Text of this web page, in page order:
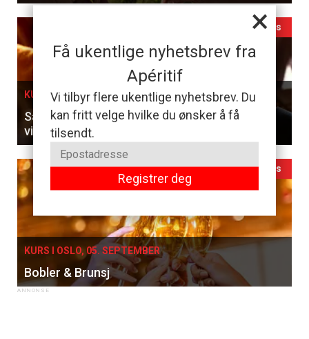
×
Få ukentlige nyhetsbrev fra
Apéritif
Vi tilbyr flere ukentlige nyhetsbrev. Du
kan fritt velge hvilke du ønsker å få
tilsendt.
Registrer deg
Ledig plass
KURS I OSLO, 27. AUGUST
Sammenlign franske klassikere og ungarske
viner til en 5-retters meny
Ledig plass
KURS I OSLO, 05. SEPTEMBER
Bobler & Brunsj